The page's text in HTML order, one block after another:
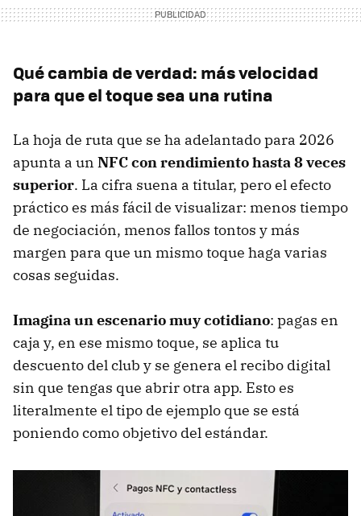
Qué cambia de verdad: más velocidad
para que el toque sea una rutina
La hoja de ruta que se ha adelantado para 2026
apunta a un NFC con rendimiento hasta 8 veces
superior. La cifra suena a titular, pero el efecto
práctico es más fácil de visualizar: menos tiempo
de negociación, menos fallos tontos y más
margen para que un mismo toque haga varias
cosas seguidas.
Imagina un escenario muy cotidiano: pagas en
caja y, en ese mismo toque, se aplica tu
descuento del club y se genera el recibo digital
sin que tengas que abrir otra app. Esto es
literalmente el tipo de ejemplo que se está
poniendo como objetivo del estándar.